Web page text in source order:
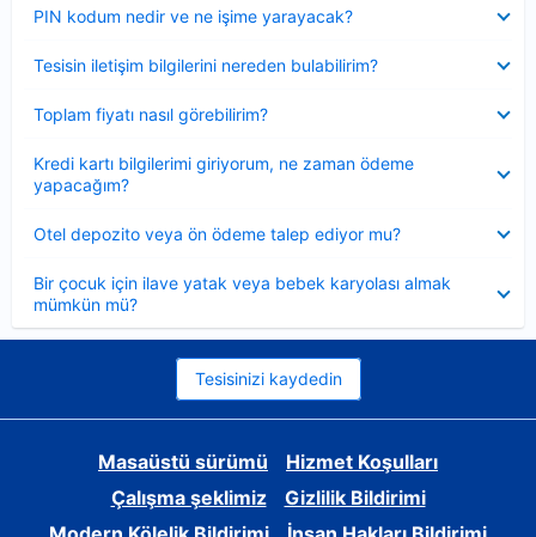
PIN kodum nedir ve ne işime yarayacak?
Tesisin iletişim bilgilerini nereden bulabilirim?
Toplam fiyatı nasıl görebilirim?
Kredi kartı bilgilerimi giriyorum, ne zaman ödeme
yapacağım?
Otel depozito veya ön ödeme talep ediyor mu?
Bir çocuk için ilave yatak veya bebek karyolası almak
mümkün mü?
Tesisinizi kaydedin
Masaüstü sürümü
Hizmet Koşulları
Çalışma şeklimiz
Gizlilik Bildirimi